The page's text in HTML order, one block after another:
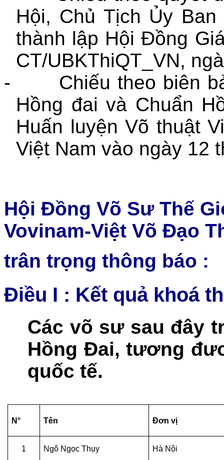
Hội, Chủ Tịch Ủy
thành lập Hội Đồng
CT/UBKThiQT_VN,
-
Chiếu theo biên
Hồng đai và Chuẩn
Huấn luyện Võ thuật
Việt Nam vào ngày 12
Hội Đồng Võ Sư Thế
Vovinam-Việt Võ Đạo
trân trọng thông báo :
Điều I : Kết quả khoá
Các võ sư sau đây
Hồng Đai, tương
quốc tế.
N° Tên Đơn vị
1 Ngô Ngọc Thụy Hà Nội